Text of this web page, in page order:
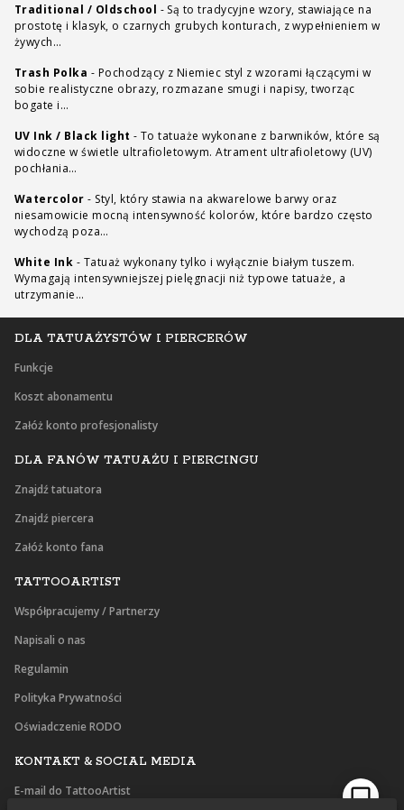
DLA TATUAŻYSTÓW I PIERCERÓW
Funkcje
Koszt abonamentu
Załóż konto profesjonalisty
DLA FANÓW TATUAŻU I PIERCINGU
Znajdź tatuatora
Znajdź piercera
Załóż konto fana
TATTOOARTIST
Współpracujemy / Partnerzy
Napisali o nas
Regulamin
Polityka Prywatności
Oświadczenie RODO
KONTAKT & SOCIAL MEDIA
E-mail do TattooArtist
Traditional / Oldschool - Są to tradycyjne wzory, stawiające na
prostotę i klasyk, o czarnych grubych konturach, z wypełnieniem w
żywych…
Trash Polka - Pochodzący z Niemiec styl z wzorami łączącymi w
sobie realistyczne obrazy, rozmazane smugi i napisy, tworząc
bogate i…
UV Ink / Black light - To tatuaże wykonane z barwników, które są
widoczne w świetle ultrafioletowym. Atrament ultrafioletowy (UV)
pochłania…
Watercolor - Styl, który stawia na akwarelowe barwy oraz
niesamowicie mocną intensywność kolorów, które bardzo często
wychodzą poza…
White Ink - Tatuaż wykonany tylko i wyłącznie białym tuszem.
Wymagają intensywniejszej pielęgnacji niż typowe tatuaże, a
utrzymanie…